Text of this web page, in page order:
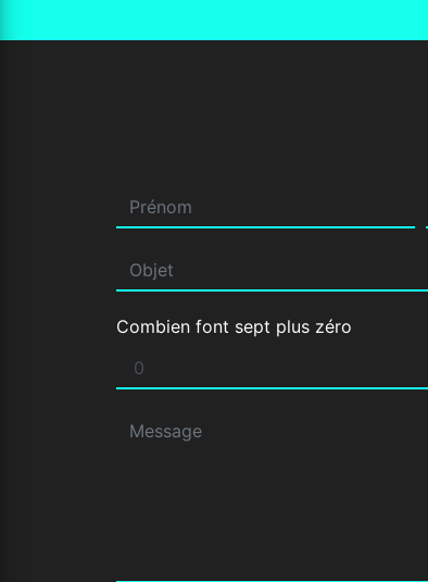
Combien font sept plus zéro